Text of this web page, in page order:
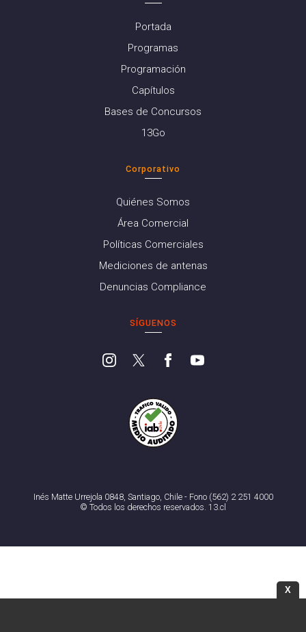
Portada
Programas
Programación
Capítulos
Bases de Concursos
13Go
Corporativo
Quiénes Somos
Área Comercial
Políticas Comerciales
Mediciones de antenas
Denuncias Compliance
SÍGUENOS
Inés Matte Urrejola 0848, Santiago, Chile - Fono (562) 2 251 4000
© Todos los derechos reservados. 13.cl
X